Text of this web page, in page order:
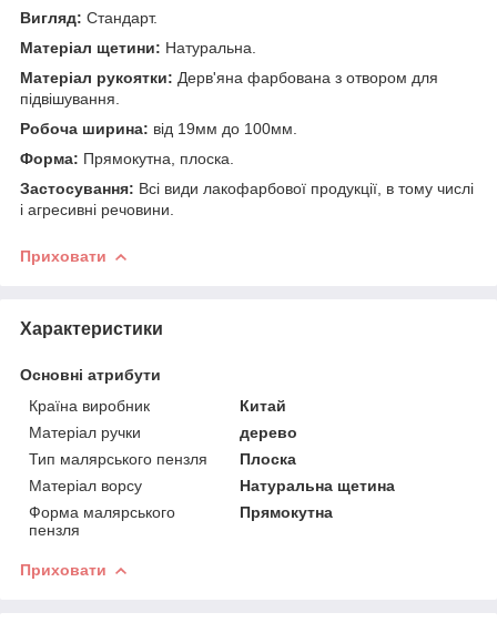
Вигляд: Стандарт.
Матеріал щетини: Натуральна.
Матеріал рукоятки: Дерв'яна фарбована з отвором для
підвішування.
Робоча ширина: від 19мм до 100мм.
Форма: Прямокутна, плоска.
Застосування: Всі види лакофарбової продукції, в тому числі
і агресивні речовини.
Приховати
Характеристики
Основні атрибути
Країна виробник
Китай
Матеріал ручки
дерево
Тип малярського пензля
Плоска
Матеріал ворсу
Натуральна щетина
Форма малярського
пензля
Прямокутна
Приховати